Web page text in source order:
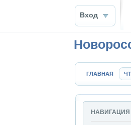
Вход
ГЛАВНАЯ
НАВИГАЦИЯ